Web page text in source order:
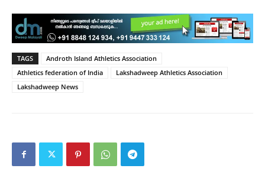
TAGS
Androth Island Athletics Association
Athletics federation of India
Lakshadweep Athletics Association
Lakshadweep News